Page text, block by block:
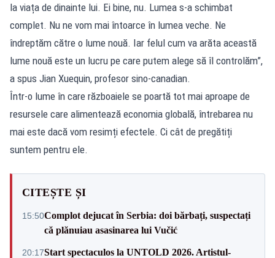
la viața de dinainte lui. Ei bine, nu. Lumea s-a schimbat
complet. Nu ne vom mai întoarce în lumea veche. Ne
îndreptăm către o lume nouă. Iar felul cum va arăta această
lume nouă este un lucru pe care putem alege să îl controlăm”,
a spus Jian Xuequin, profesor sino-canadian.
Într-o lume în care războaiele se poartă tot mai aproape de
resursele care alimentează economia globală, întrebarea nu
mai este dacă vom resimți efectele. Ci cât de pregătiți
suntem pentru ele.
CITEȘTE ȘI
15:50Complot dejucat în Serbia: doi bărbați, suspectați
că plănuiau asasinarea lui Vučić
20:17Start spectaculos la UNTOLD 2026. Artistul-